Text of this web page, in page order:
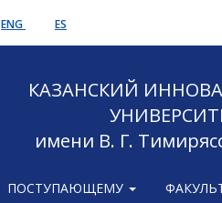
ENG ES
КАЗАНСКИЙ
имени В. Г.
ПОСТУПАЮЩЕМУ